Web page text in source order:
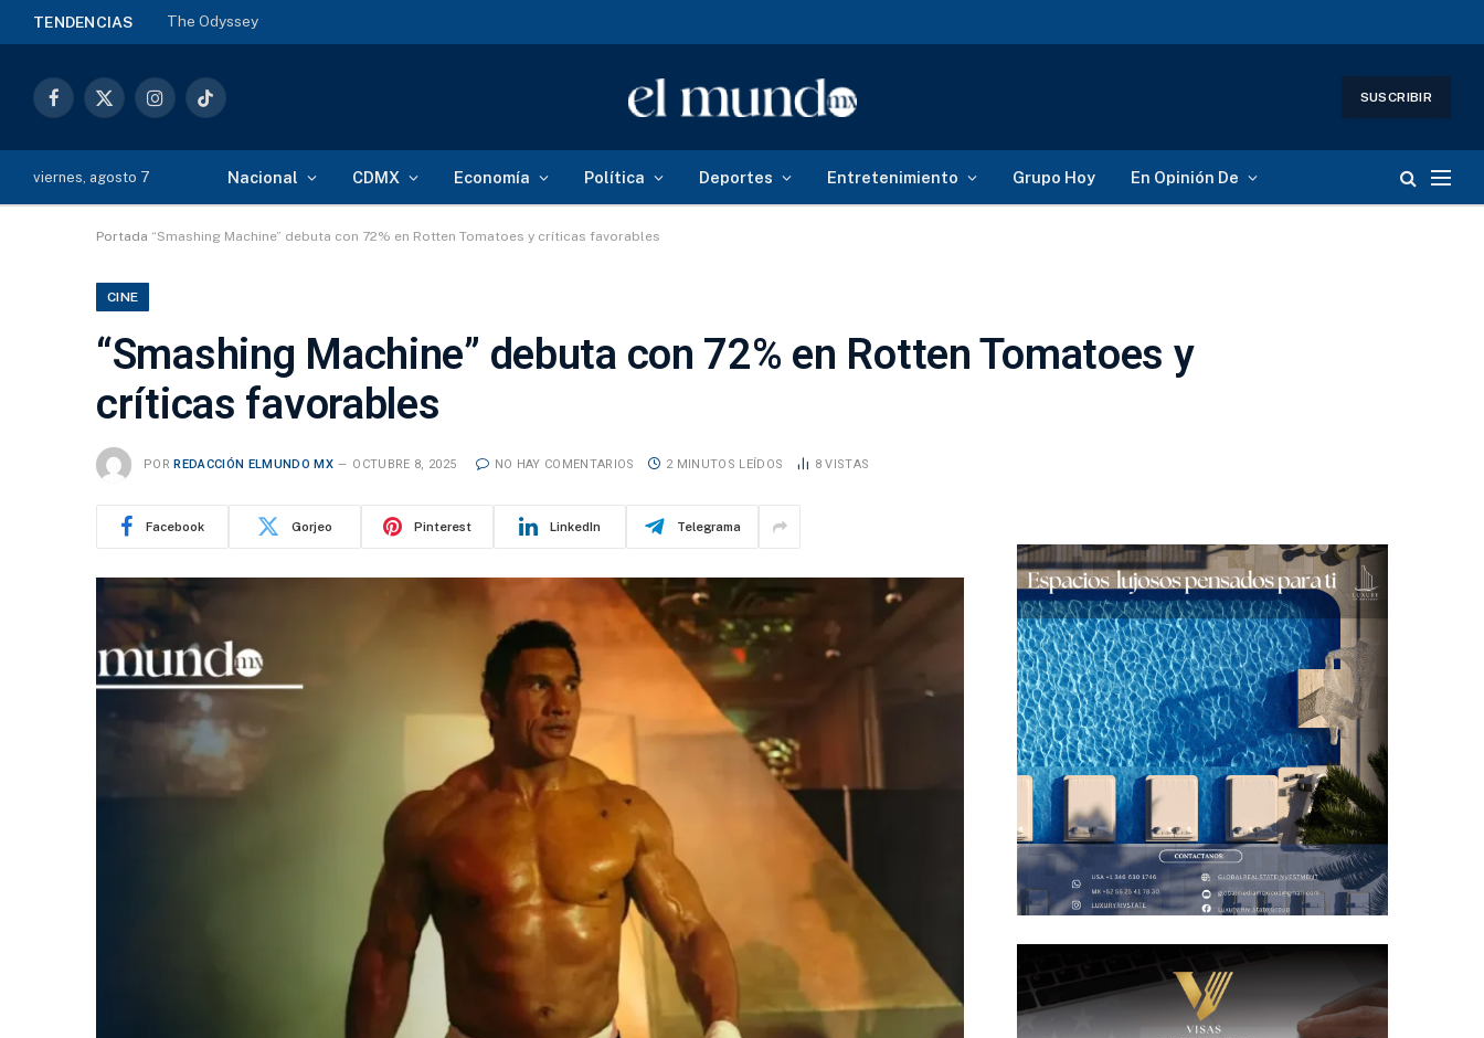
TENDENCIAS 35 mil árboles en CDMX: arranca Jornada Nacional de Reforestación
Facebook
X
InstagramTikTok
SUSCRIBIR
viernes, agosto 7 Nacional CDMX Economía Política Deportes Entretenimiento Grupo Hoy En Opinión De
Portada “Smashing Machine” debuta con 72% en Rotten Tomatoes y críticas favorables
CINE
“Smashing Machine” debuta con 72% en Rotten Tomatoes y
críticas favorables
POR REDACCIÓN ELMUNDO MX OCTUBRE 8, 2025 NO HAY COMENTARIOS 2 MINUTOS LEÍDOS 8VISTAS
Facebook Gorjeo Pinterest LinkedIn Telegrama